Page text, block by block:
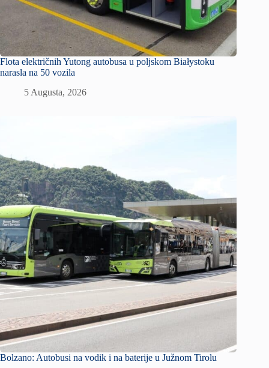
Flota električnih Yutong autobusa u poljskom Białystoku
narasla na 50 vozila
5 Augusta, 2026
Bolzano: Autobusi na vodik i na baterije u Južnom Tirolu